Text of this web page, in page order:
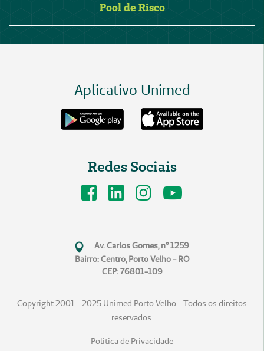
Pool de Risco
Aplicativo Unimed
Redes Sociais
Av. Carlos Gomes, n° 1259
Bairro: Centro, Porto Velho - RO
CEP: 76801-109
Copyright 2001 - 2025 Unimed Porto Velho - Todos os direitos
reservados.
Politica de Privacidade